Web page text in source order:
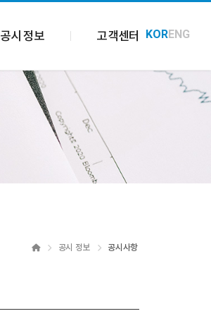
KORENG
공시 정보 고객센터
Home공시 정보 공시사항